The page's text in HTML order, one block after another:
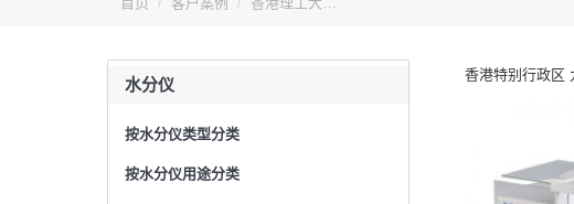
香港特别行政区
水分仪
按水分仪类型分类
按水分仪用途分类